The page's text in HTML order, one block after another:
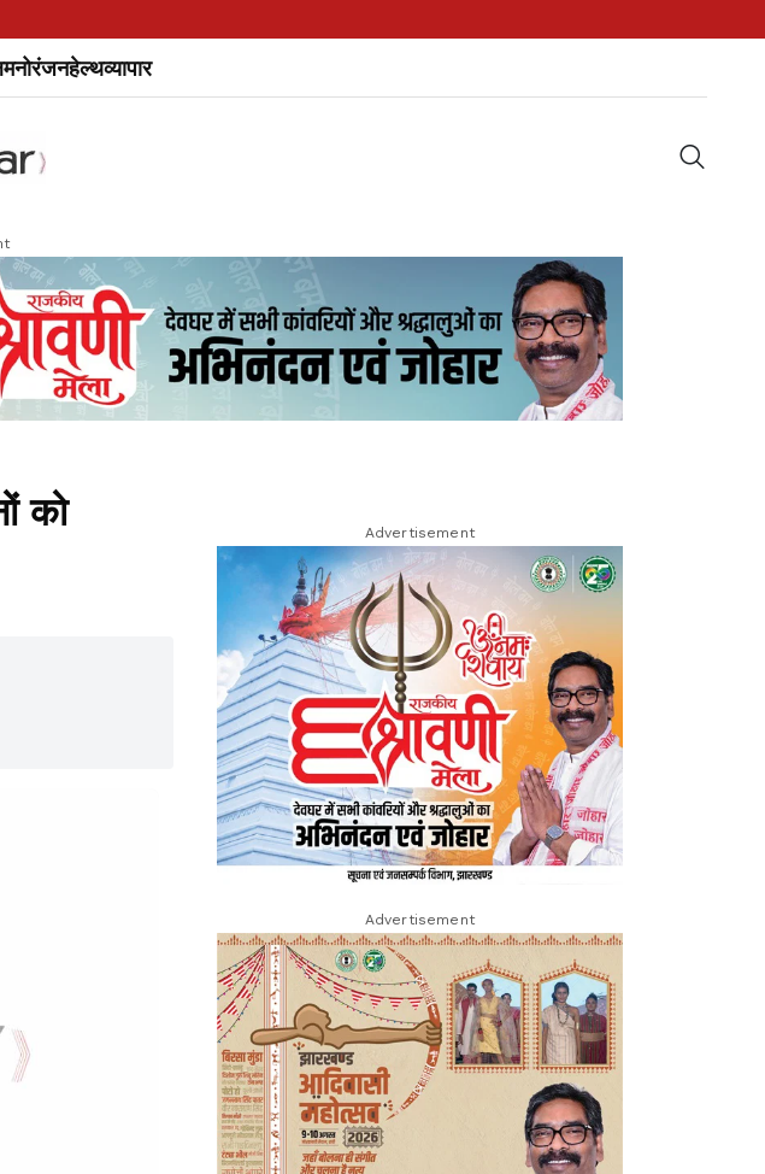
मनोरंजनहेल्थव्यापार
को
Advertisement
Advertisement